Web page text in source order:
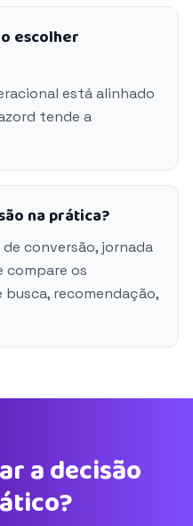
escolher
está alinhado
tende a
na prática?
conversão, jornada
compare os
recomendação,
a decisão